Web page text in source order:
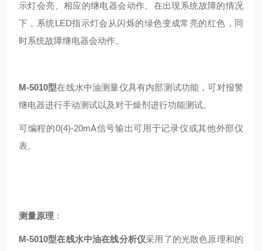
示灯会亮、相应的继电器会动作。在出现系统故障的情况
下，系统LED指示灯会从闪烁的绿色变成常亮的红色，同
时系统故障继电器会动作。
M-5010型在线水中油测量仪具有内部测试功能，可对报警
继电器进行手动测试以及对干燥剂进行功能测试。
可编程的0(4)-20mA信号输出可用于记录仪或其他外部仪
表。
测量原理 ：
M-5010型在线水中油在线分析仪采用了的光散色原理和的